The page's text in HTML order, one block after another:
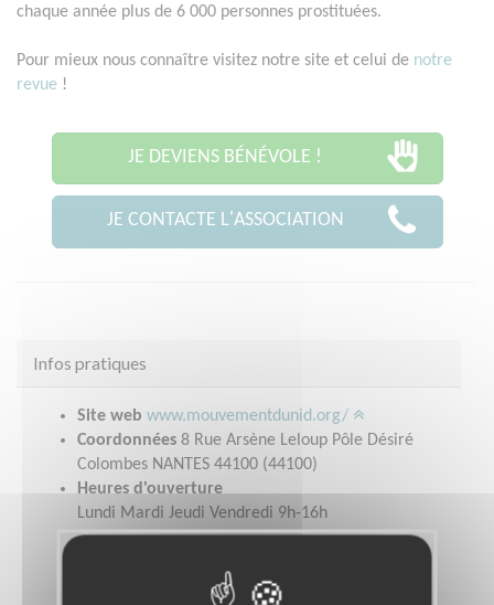
chaque année plus de 6 000 personnes prostituées.
Pour mieux nous connaître visitez notre site et celui de notre
revue !
JE DEVIENS BÉNÉVOLE !
JE CONTACTE L'ASSOCIATION
Infos pratiques
Site web www.mouvementdunid.org/
Coordonnées 8 Rue Arsène Leloup Pôle Désiré
Colombes NANTES 44100 (44100)
Heures d'ouverture
Lundi Mardi Jeudi Vendredi 9h-16h